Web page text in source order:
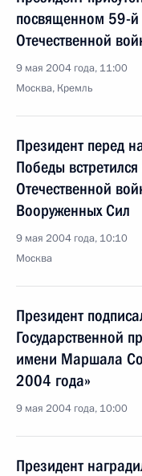
посвященном 59-
Отечественной
9 мая 2004 года, 11:00
Москва, Кремль
Президент перед
Победы
Отечественной
Вооруженных Сил
9 мая 2004 года, 10:10
Москва
Президент
Государственной
имени Маршала
2004 года»
9 мая 2004 года, 10:00
Президент